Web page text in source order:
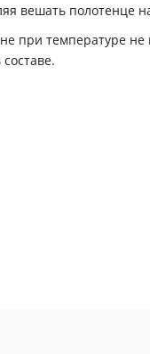
вешать полотенце
при температуре